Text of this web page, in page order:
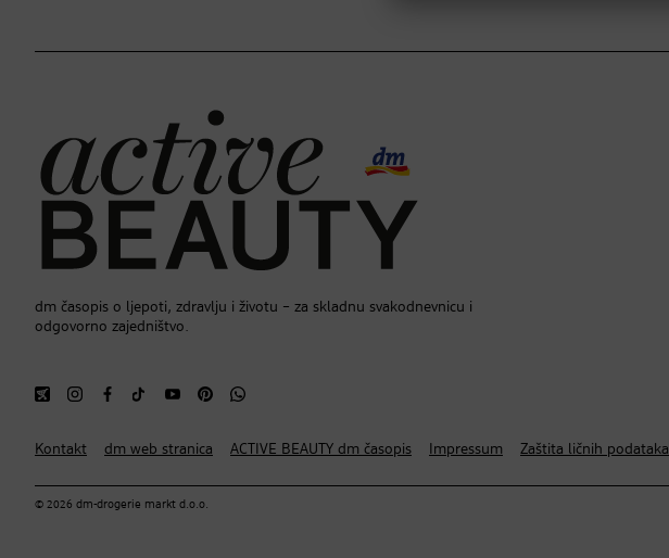
dm časopis o ljepoti, zdravlju i životu – za skladnu svakodnevnicu i
odgovorno zajedništvo.
Kontakt dm web stranica ACTIVE BEAUTY dm časopis Impressum Zaštita ličnih podataka
© 2026 dm-drogerie markt d.o.o.